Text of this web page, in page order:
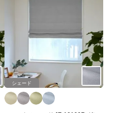
シェード